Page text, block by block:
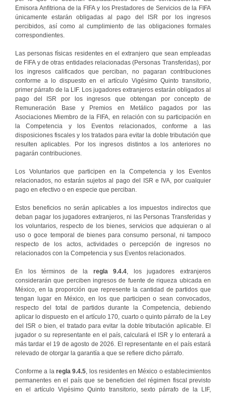
Emisora Anfitriona de la FIFA y los Prestadores de Servicios de la FIFA
únicamente estarán obligadas al pago del ISR por los ingresos
percibidos, así como al cumplimiento de las obligaciones formales
correspondientes.
Las personas físicas residentes en el extranjero que sean empleadas
de FIFA y de otras entidades relacionadas (Personas Transferidas), por
los ingresos calificados que perciban, no pagaran contribuciones
conforme a lo dispuesto en el artículo Vigésimo Quinto transitorio,
primer párrafo de la LIF. Los jugadores extranjeros estarán obligados al
pago del ISR por los ingresos que obtengan por concepto de
Remuneración Base y Premios en Metálico pagados por las
Asociaciones Miembro de la FIFA, en relación con su participación en
la Competencia y los Eventos relacionados, conforme a las
disposiciones fiscales y los tratados para evitar la doble tributación que
resulten aplicables. Por los ingresos distintos a los anteriores no
pagarán contribuciones.
Los Voluntarios que participen en la Competencia y los Eventos
relacionados, no estarán sujetos al pago del ISR e IVA, por cualquier
pago en efectivo o en especie que perciban.
Estos beneficios no serán aplicables a los impuestos indirectos que
deban pagar los jugadores extranjeros, ni las Personas Transferidas y
los voluntarios, respecto de los bienes, servicios que adquieran o al
uso o goce temporal de bienes para consumo personal, ni tampoco
respecto de los actos, actividades o percepción de ingresos no
relacionados con la Competencia y sus Eventos relacionados.
En los términos de la regla 9.4.4, los jugadores extranjeros
considerarán que perciben ingresos de fuente de riqueza ubicada en
México, en la proporción que represente la cantidad de partidos que
tengan lugar en México, en los que participen o sean convocados,
respecto del total de partidos durante la Competencia, debiendo
aplicar lo dispuesto en el artículo 170, cuarto o quinto párrafo de la Ley
del ISR o bien, el tratado para evitar la doble tributación aplicable. El
jugador o su representante en el país, calculará el ISR y lo enterará a
más tardar el 19 de agosto de 2026. El representante en el país estará
relevado de otorgar la garantía a que se refiere dicho párrafo.
Conforme a la regla 9.4.5, los residentes en México o establecimientos
permanentes en el país que se beneficien del régimen fiscal previsto
en el artículo Vigésimo Quinto transitorio, sexto párrafo de la LIF,